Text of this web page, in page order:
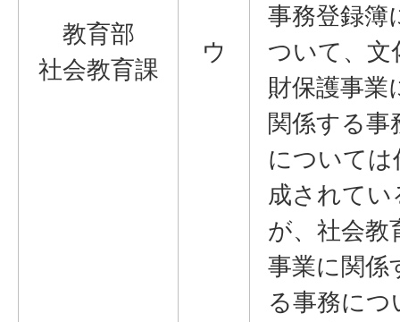
教育部
社会教育課
ウ
事務登録簿
ついて、文
財保護事業
関係する事
については
成されてい
が、社会教
事業に関係
る事務につ